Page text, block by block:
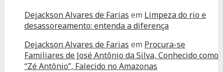
Dejackson Alvares de Farias em Limpeza do rio e
desassoreamento: entenda a diferença
Dejackson Alvares de Farias em Procura-se
Familiares de José Antônio da Silva, Conhecido como
“Zé Antônio”, Falecido no Amazonas